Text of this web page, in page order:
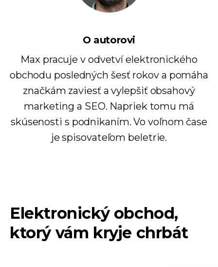
O autorovi
Max pracuje v odvetví elektronického
obchodu posledných šesť rokov a pomáha
značkám zaviesť a vylepšiť obsahový
marketing a SEO. Napriek tomu má
skúsenosti s podnikaním. Vo voľnom čase
je spisovateľom beletrie.
Elektronický obchod,
ktorý vám kryje chrbát